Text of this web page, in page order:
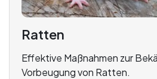
Marder
Marderabwehr und
Schäden.